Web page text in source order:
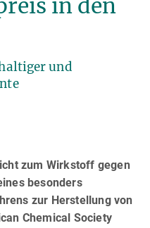
und
zum Wirkstoff gegen
besonders
zur Herstellung von
Chemical Society